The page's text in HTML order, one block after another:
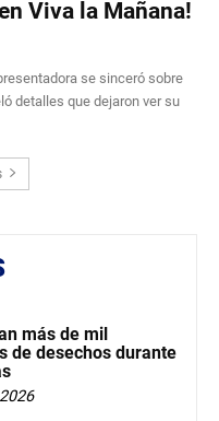
Viva la Mañana!
se sinceró sobre
detalles que dejaron ver su
más de mil
de desechos durante